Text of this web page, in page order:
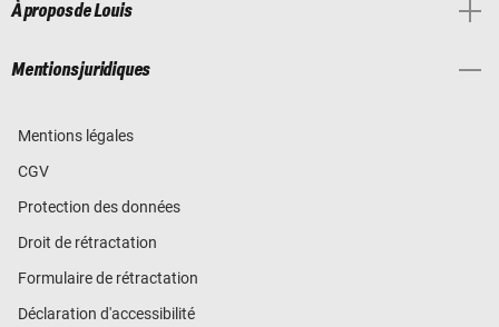
À propos de Louis
Mentions juridiques
Mentions légales
CGV
Protection des données
Droit de rétractation
Formulaire de rétractation
Déclaration d'accessibilité